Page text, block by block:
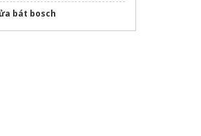
bát bosch